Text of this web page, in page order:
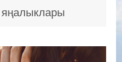
яңалыклары